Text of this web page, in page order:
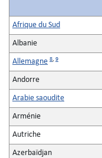
Afrique du Sud
Albanie
Allemagne 8, 9
Andorre
Arabie saoudite
Arménie
Autriche
Azerbaïdjan